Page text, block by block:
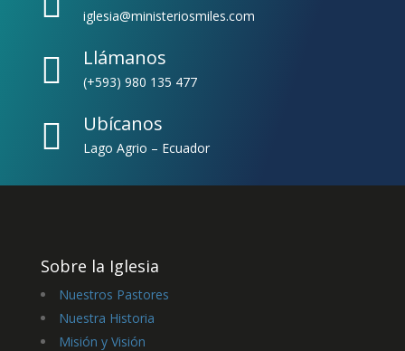
iglesia@ministeriosmiles.com
 Llámanos
(+593) 980 135 477
 Ubícanos
Lago Agrio – Ecuador
Sobre la Iglesia
Nuestros Pastores
Nuestra Historia
Misión y Visión